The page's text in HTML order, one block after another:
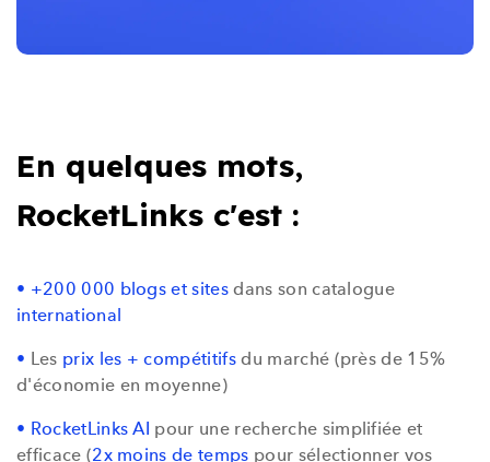
En quelques mots,
RocketLinks c'est :
• +200 000 blogs et sites dans son catalogue
international
• Les prix les + compétitifsdu marché (près de 15%
d'économie en moyenne)
• RocketLinks AI pour une recherche simplifiée et
efficace (2x moins de temps pour sélectionner vos